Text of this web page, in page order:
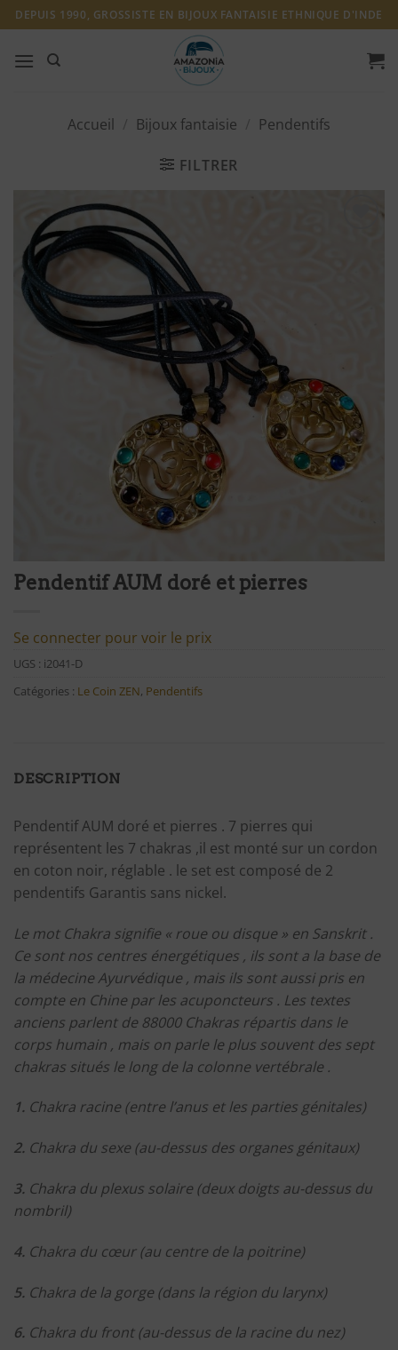
Passer
au
contenu
DEPUIS 1990, GROSSISTE EN BIJOUX FANTAISIE ETHNIQUE D'INDE
Accueil Bijoux fantaisie Pendentifs
FILTRER
Pendentif AUM doré et pierres
Se connecter pour voir le prix
UGS : i2041-D
Catégories : Le Coin ZEN, Pendentifs
DESCRIPTION
Pendentif AUM doré et pierres . 7 pierres qui
représentent les 7 chakras ,il est monté sur un cordon
en coton noir, réglable . le set est composé de 2
pendentifs Garantis sans nickel.
Le mot Chakra signifie « roue ou disque » en Sanskrit .
Ce sont nos centres énergétiques , ils sont a la base de
la médecine Ayurvédique , mais ils sont aussi pris en
compte en Chine par les acuponcteurs . Les textes
anciens parlent de 88000 Chakras répartis dans le
corps humain , mais on parle le plus souvent des sept
chakras situés le long de la colonne vertébrale .
1. Chakra racine (entre l’anus et les parties génitales)
2. Chakra du sexe (au-dessus des organes génitaux)
3. Chakra du plexus solaire (deux doigts au-dessus du
nombril)
4. Chakra du cœur (au centre de la poitrine)
5. Chakra de la gorge (dans la région du larynx)
6. Chakra du front (au-dessus de la racine du nez)